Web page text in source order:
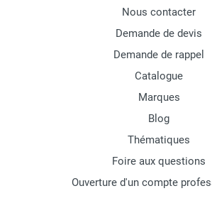
Nous contacter
Demande de devis
Demande de rappel
Catalogue
Marques
Blog
Thématiques
Foire aux questions
Ouverture d'un compte